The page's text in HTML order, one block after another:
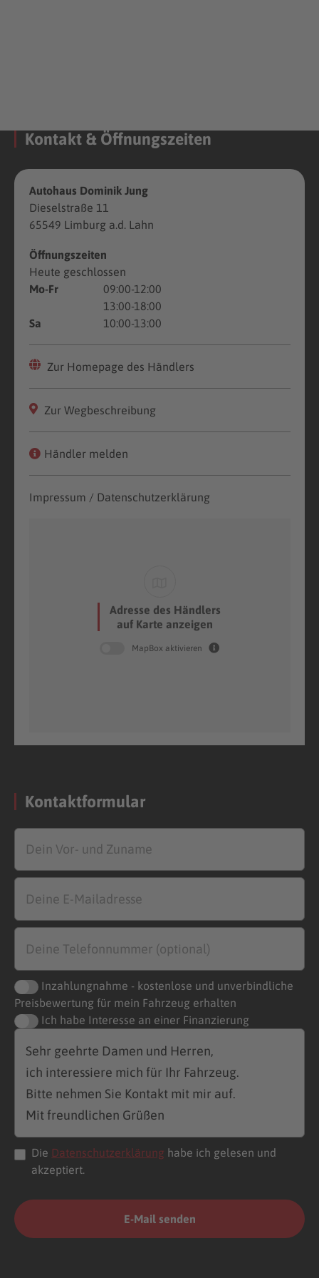
Kontakt & Öffnungszeiten
Autohaus Dominik Jung
Dieselstraße 11
65549 Limburg a.d. Lahn
Öffnungszeiten
Heute geschlossen
Mo-Fr
09:00-12:00
13:00-18:00
Sa
10:00-13:00
Zur Homepage des Händlers
Zur Wegbeschreibung
Händler melden
Impressum / Datenschutzerklärung
Adresse des Händlers
auf Karte anzeigen
MapBox aktivieren
Kontaktformular
Inzahlungnahme - kostenlose und unverbindliche
Preisbewertung für mein Fahrzeug erhalten
Ich habe Interesse an einer Finanzierung
Die Datenschutzerklärung habe ich gelesen und
akzeptiert.